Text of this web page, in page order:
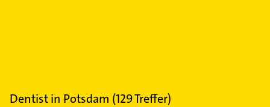
Dentistin Potsdam (129Treffer)